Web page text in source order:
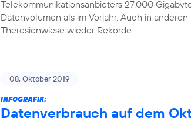
Telekommunikationsanbieters 27.000
Datenvolumen als im Vorjahr. Auch in
Theresienwiese wieder Rekorde.
08. Oktober 2019
INFOGRAFIK:
Datenverbrauch auf dem